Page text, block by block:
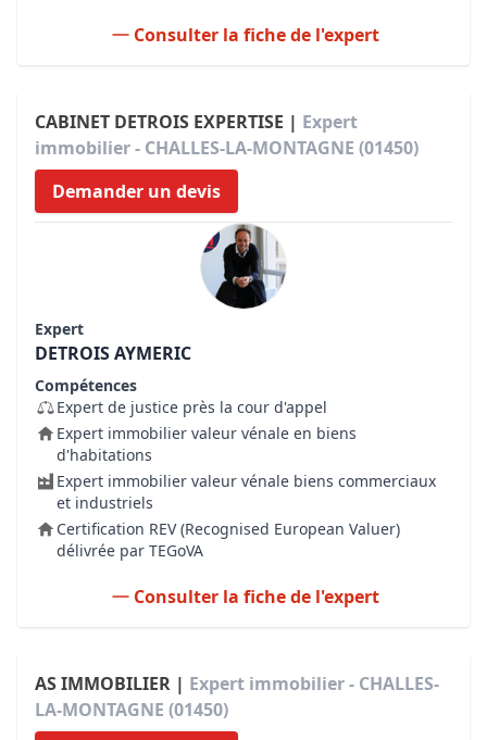
Consulter la fiche de l'expert
CABINET DETROIS EXPERTISE | Expert
immobilier - CHALLES-LA-MONTAGNE (01450)
Demander un devis
Expert
DETROIS AYMERIC
Compétences
Expert de justice près la cour d'appel
Expert immobilier valeur vénale en biens
d'habitations
Expert immobilier valeur vénale biens commerciaux
et industriels
Certification REV (Recognised European Valuer)
délivrée par TEGoVA
Consulter la fiche de l'expert
AS IMMOBILIER | Expert immobilier - CHALLES-
LA-MONTAGNE (01450)